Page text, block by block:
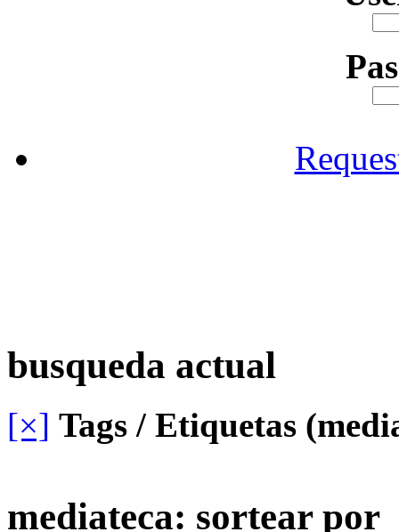
busqueda actual
[×] Tags / Etiquetas
mediateca: sortear por